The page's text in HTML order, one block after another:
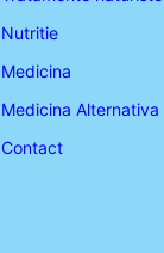
Nutritie
Medicina
Medicina Alternativa
Contact